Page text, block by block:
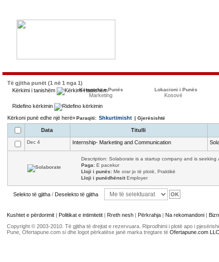
Të gjitha punët (1 në 1 nga 1)
Kërkimi i tanishëm
Kategoria e Punës
Marketing
Lokacioni i Punës
Kosovë
Ridefino kërkimin
Kërkoni punë edhe një herë»Paraqiti: Shkurtimisht | Gjerësishtë
Data Titulli
Dec 4 Internship- Marketing and Communication
Description: Solaborate is a startup company and is
Paga: E pacekur
Lloji i punës: Me orar jo të plotë, Praktikë
Lloji i punëdhënsitEmployer
Selekto të gjitha / Deselekto të gjitha
Kushtet e përdorimit | Politikat e intimitetit | Rreth nesh | Përkrahja | Na rekomandoni |
Copyright © 2003-2010. Të gjitha të drejtat e rezervuara. Riprodhimi i plotë apo i
Pune, Ofertapune.com si dhe logot përkatëse janë marka tregtare të Ofertapune.com LLC